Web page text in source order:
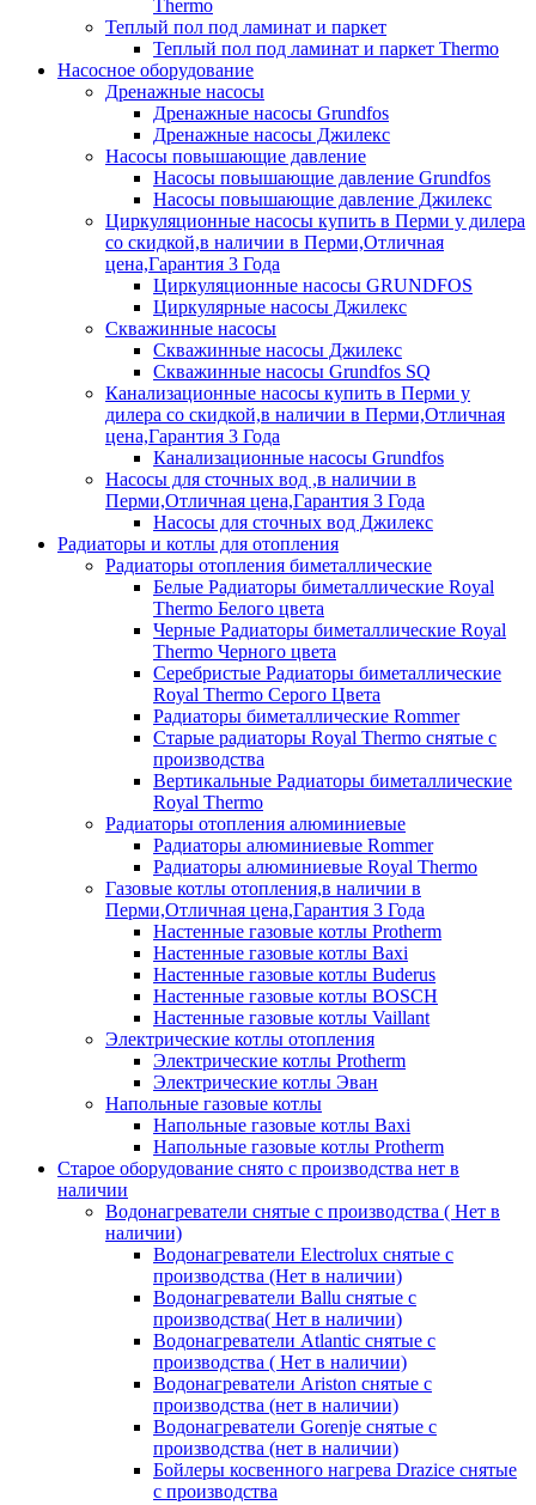
Thermo
Теплый пол под ламинат и паркет
Теплый пол под ламинат и паркет Thermo
Насосное оборудование
Дренажные насосы
Дренажные насосы Grundfos
Дренажные насосы Джилекс
Насосы повышающие давление
Насосы повышающие давление Grundfos
Насосы повышающие давление Джилекс
Циркуляционные насосы купить в Перми у дилера
со скидкой,в наличии в Перми,Отличная
цена,Гарантия 3 Года
Циркуляционные насосы GRUNDFOS
Циркулярные насосы Джилекс
Скважинные насосы
Скважинные насосы Джилекс
Скважинные насосы Grundfos SQ
Канализационные насосы купить в Перми у
дилера со скидкой,в наличии в Перми,Отличная
цена,Гарантия 3 Года
Канализационные насосы Grundfos
Насосы для сточных вод ,в наличии в
Перми,Отличная цена,Гарантия 3 Года
Насосы для сточных вод Джилекс
Радиаторы и котлы для отопления
Радиаторы отопления биметаллические
Белые Радиаторы биметаллические Royal
Thermo Белого цвета
Черные Радиаторы биметаллические Royal
Thermo Черного цвета
Серебристые Радиаторы биметаллические
Royal Thermo Серого Цвета
Радиаторы биметаллические Rommer
Старые радиаторы Royal Thermo снятые с
производства
Вертикальные Радиаторы биметаллические
Royal Thermo
Радиаторы отопления алюминиевые
Радиаторы алюминиевые Rommer
Радиаторы алюминиевые Royal Thermo
Газовые котлы отопления,в наличии в
Перми,Отличная цена,Гарантия 3 Года
Настенные газовые котлы Protherm
Настенные газовые котлы Baxi
Настенные газовые котлы Buderus
Настенные газовые котлы BOSCH
Настенные газовые котлы Vaillant
Электрические котлы отопления
Электрические котлы Protherm
Электрические котлы Эван
Напольные газовые котлы
Напольные газовые котлы Baxi
Напольные газовые котлы Protherm
Старое оборудование снято с производства нет в
наличии
Водонагреватели снятые с производства ( Нет в
наличии)
Водонагреватели Electrolux снятые с
производства (Нет в наличии)
Водонагреватели Ballu снятые с
производства( Нет в наличии)
Водонагреватели Atlantic снятые с
производства ( Нет в наличии)
Водонагреватели Ariston снятые с
производства (нет в наличии)
Водонагреватели Gorenje снятые с
производства (нет в наличии)
Бойлеры косвенного нагрева Drazice снятые
с производства